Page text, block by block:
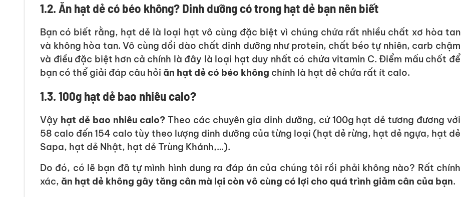
1.2. Ăn hạt dẻ có béo không? Dinh dưỡng có trong hạt dẻ bạn nên biết
Bạn có biết rằng, hạt dẻ là loại hạt vô cùng đặc biệt vì chúng chứa rất nhiều chất xơ hòa tan
và không hòa tan. Vô cùng dồi dào chất dinh dưỡng như protein, chất béo tự nhiên, carb chậm
và điều đặc biệt hơn cả chính là đây là loại hạt duy nhất có chứa vitamin C. Điểm mấu chốt để
bạn có thể giải đáp câu hỏi ăn hạt dẻ có béo không chính là hạt dẻ chứa rất ít calo.
1.3. 100g hạt dẻ bao nhiêu calo?
Vậy hạt dẻ bao nhiêu calo? Theo các chuyên gia dinh dưỡng, cứ 100g hạt dẻ tương đương với
58 calo đến 154 calo tùy theo lượng dinh dưỡng của từng loại (hạt dẻ rừng, hạt dẻ ngựa, hạt dẻ
Sapa, hạt dẻ Nhật, hạt dẻ Trùng Khánh,…).
Do đó, có lẽ bạn đã tự mình hình dung ra đáp án của chúng tôi rồi phải không nào? Rất chính
xác, ăn hạt dẻ không gây tăng cân mà lại còn vô cùng có lợi cho quá trình giảm cân của bạn.